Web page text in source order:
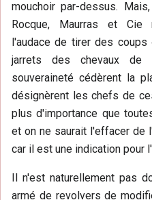
mouchoir par-dessus.
Rocque, Maurras et Cie
l'audace de tirer des
jarrets des chevaux
souveraineté cédèrent la
désignèrent les chefs de
plus d'importance que
et on ne saurait l'effacer de
car il est une indication pour
Il n'est naturellement pas
armé de revolvers de